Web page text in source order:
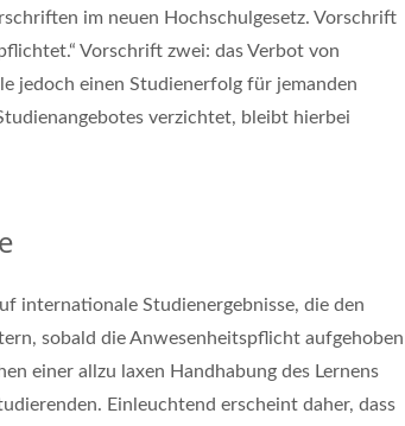
im neuen Hochschulgesetz. Vorschrift
Vorschrift zwei: das Verbot von
jedoch einen Studienerfolg für jemanden
verzichtet, bleibt hierbei
internationale Studienergebnisse, die den
sobald die Anwesenheitspflicht aufgehoben
einer allzu laxen Handhabung des Lernens
Einleuchtend erscheint daher, dass